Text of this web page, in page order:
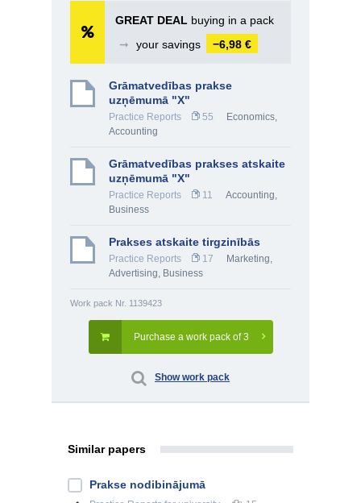
GREAT DEAL buying in a pack
➞
your savings −6,98 €
Grāmatvedības prakse
uzņēmumā "X"
Practice Reports 55 Economics,
Accounting
Grāmatvedības prakses atskaite
uzņēmumā "X"
Practice Reports 11 Accounting,
Business
Prakses atskaite tirgzinībās
Practice Reports 17
Marketing,
Advertising, Business
Work pack Nr. 1139423
Purchase a work pack of 3
Show work pack
Similar papers
Prakse nodibinājumā